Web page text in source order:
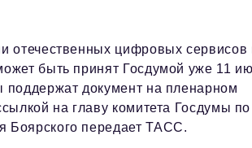
отечественных цифровых сервисов
быть принят Госдумой уже 11
поддержат документ на пленарном
на главу комитета Госдумы по
Боярского передает ТАСС.